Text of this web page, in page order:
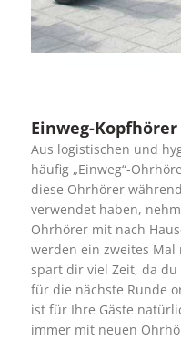
Einweg-Kopfhörer
Aus logistischen und
häufig „Einweg“-
diese Ohrhörer
verwendet haben,
Ohrhörer mit nach
werden ein zweites
spart dir viel Zeit, da
für die nächste Runde
ist für Ihre Gäste
immer mit neuen